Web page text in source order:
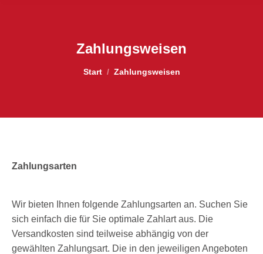
Zahlungsweisen
Start Zahlungsweisen
Zahlungsarten
Wir bieten Ihnen folgende Zahlungsarten an. Suchen Sie
sich einfach die für Sie optimale Zahlart aus. Die
Versandkosten sind teilweise abhängig von der
gewählten Zahlungsart. Die in den jeweiligen Angeboten